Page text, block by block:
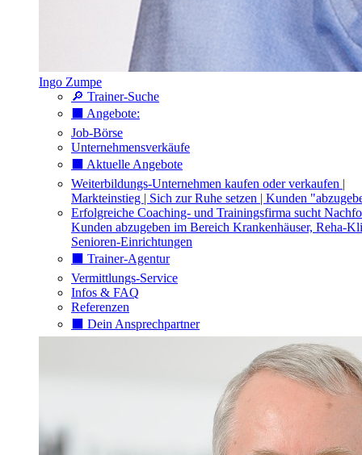
Ingo Zumpe
🔎 Trainer-Suche
⬛️ Angebote:
Job-Börse
Unternehmensverkäufe
⬛️ Aktuelle Angebote
Weiterbildungs-Unternehmen kaufen oder verkaufen |
Markteinstieg | Sich zur Ruhe setzen | Kunden
Erfolgreiche Coaching- und Trainingsfirma sucht
Kunden abzugeben im Bereich Krankenhäuser, Reha-
Senioren-Einrichtungen
⬛️ Trainer-Agentur
Vermittlungs-Service
Infos & FAQ
Referenzen
⬛️ Dein Ansprechpartner